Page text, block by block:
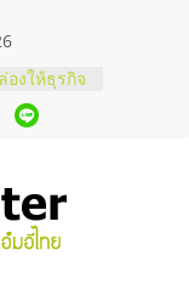
องให้ธุรกิจ
รสถานี
บคู่แฟรน
ร้อม